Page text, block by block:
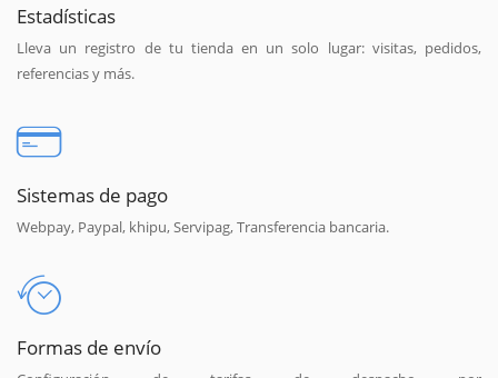
Estadísticas
Lleva un registro de tu tienda en un solo lugar: visitas, pedidos,
referencias y más.
Sistemas de pago
Webpay, Paypal, khipu, Servipag, Transferencia bancaria.
Formas de envío